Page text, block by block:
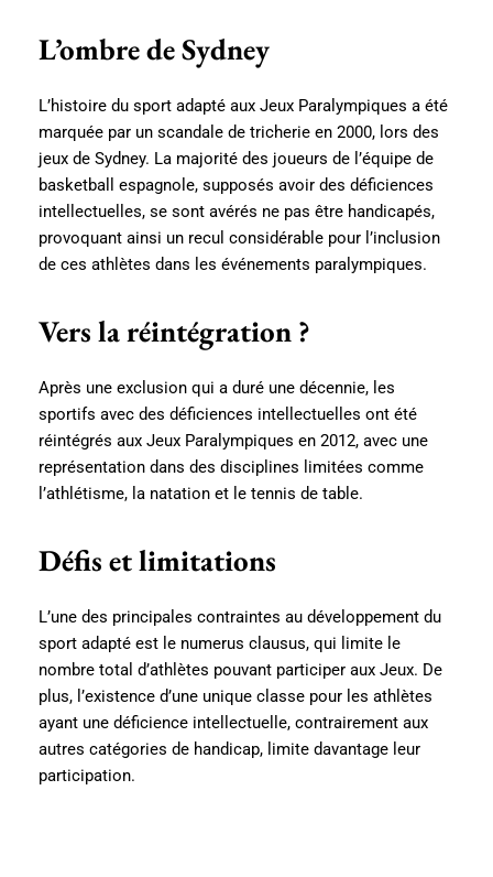
L’ombre de Sydney
L’histoire du sport adapté aux Jeux Paralympiques a été
marquée par un scandale de tricherie en 2000, lors des
jeux de Sydney. La majorité des joueurs de l’équipe de
basketball espagnole, supposés avoir des déficiences
intellectuelles, se sont avérés ne pas être handicapés,
provoquant ainsi un recul considérable pour l’inclusion
de ces athlètes dans les événements paralympiques.
Vers la réintégration ?
Après une exclusion qui a duré une décennie, les
sportifs avec des déficiences intellectuelles ont été
réintégrés aux Jeux Paralympiques en 2012, avec une
représentation dans des disciplines limitées comme
l’athlétisme, la natation et le tennis de table.
Défis et limitations
L’une des principales contraintes au développement du
sport adapté est le numerus clausus, qui limite le
nombre total d’athlètes pouvant participer aux Jeux. De
plus, l’existence d’une unique classe pour les athlètes
ayant une déficience intellectuelle, contrairement aux
autres catégories de handicap, limite davantage leur
participation.